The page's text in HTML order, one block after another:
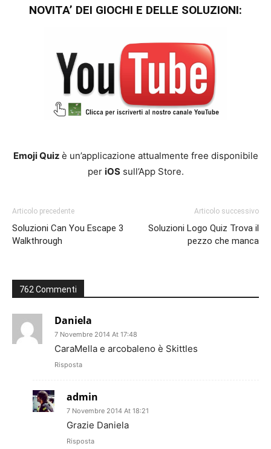
NOVITA’ DEI GIOCHI E DELLE SOLUZIONI:
Emoji Quiz è un’applicazione attualmente free disponibile
per iOSsull’App Store.
Articolo precedente
Soluzioni Can You Escape 3
Walkthrough
Articolo successivo
Soluzioni Logo Quiz Trova il
pezzo che manca
762 Commenti
Daniela
7 Novembre 2014 At 17:48
CaraMella e arcobaleno è Skittles
Risposta
admin
7 Novembre 2014 At 18:21
Grazie Daniela
Risposta